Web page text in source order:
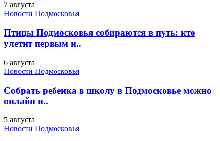
7 августа
Новости Подмосковья
Птицы Подмосковья собираются в путь: кто
улетит первым и..
6 августа
Новости Подмосковья
Собрать ребенка в школу в Подмосковье можно
онлайн и..
5 августа
Новости Подмосковья